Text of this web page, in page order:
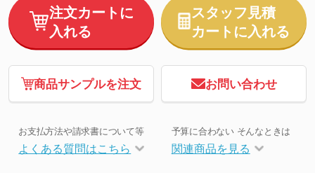
注文カートに
入れる
スタッフ見積
カートに入れる
商品サンプルを注文 お問い合わせ
お支払方法や請求書について等
よくある質問はこちら
予算に合わない そんなときは
関連商品を見る